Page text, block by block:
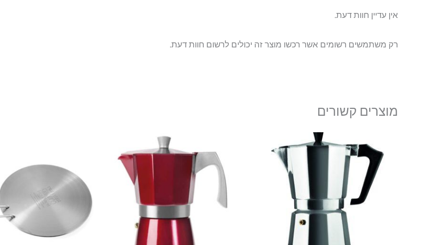
אין עדיין חוות דעת.
רק משתמשים רשומים אשר רכשו מוצר זה יכולים לרשום חוות דעת.
מוצרים קשורים